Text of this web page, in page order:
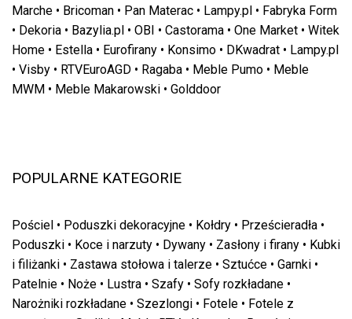
Marche • Bricoman • Pan Materac • Lampy.pl • Fabryka Form
• Dekoria • Bazylia.pl • OBI • Castorama • One Market • Witek
Home • Estella • Eurofirany • Konsimo • DKwadrat • Lampy.pl
• Visby • RTVEuroAGD • Ragaba • Meble Pumo • Meble
MWM • Meble Makarowski • Golddoor
POPULARNE KATEGORIE
Pościel • Poduszki dekoracyjne • Kołdry • Prześcieradła •
Poduszki • Koce i narzuty • Dywany • Zasłony i firany • Kubki
i filiżanki • Zastawa stołowa i talerze • Sztućce • Garnki •
Patelnie • Noże • Lustra • Szafy • Sofy rozkładane •
Narożniki rozkładane • Szezlongi • Fotele • Fotele z